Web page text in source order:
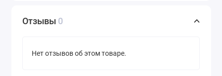
Отзывы 0
Нет отзывов об этом товаре.